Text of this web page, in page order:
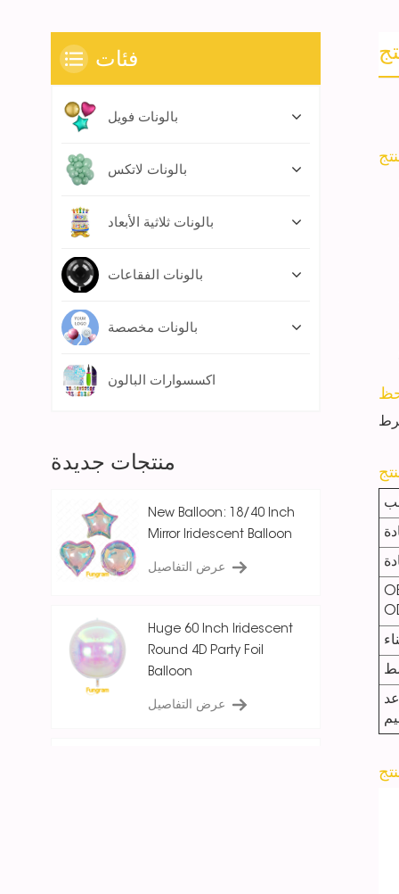
فئات
بالونات فويل
بالونات لاتكس
بالونات ثلاثية الأبعاد
بالونات الفقاعات
بالونات مخصصة
اكسسوارات البالون
منتجات جديدة
New Balloon: 18/40 Inch
Mirror Iridescent Balloon
عرض التفاصيل
Huge 60 Inch Iridescent
Round 4D Party Foil
Balloon
عرض التفاصيل